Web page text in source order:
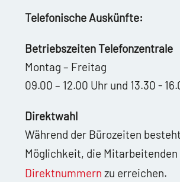
Telefonische Auskünfte:
Betriebszeiten Telefonzentrale
Montag – Freitag
09.00 – 12.00 Uhr und 13.30 -
Direktwahl
Während der Bürozeiten
Möglichkeit, die Mitarbeitenden
Direktnummern zu erreichen.